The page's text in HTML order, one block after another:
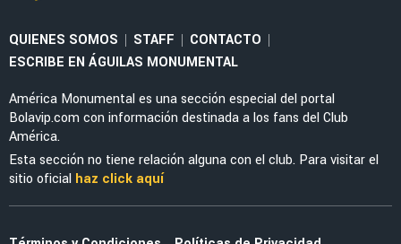
CLÁSICO NACIONAL
¡Prohibido olvidar! Las mejores victorias de
América en el Clásico Nacional